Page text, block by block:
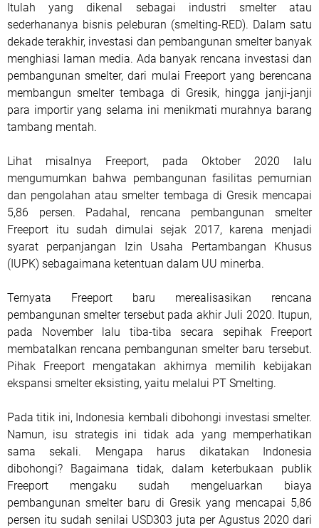
Itulah yang dikenal sebagai industri smelter atau
sederhananya bisnis peleburan (smelting-RED). Dalam satu
dekade terakhir, investasi dan pembangunan smelter banyak
menghiasi laman media. Ada banyak rencana investasi dan
pembangunan smelter, dari mulai Freeport yang berencana
membangun smelter tembaga di Gresik, hingga janji-janji
para importir yang selama ini menikmati murahnya barang
tambang mentah.
Lihat misalnya Freeport, pada Oktober 2020 lalu
mengumumkan bahwa pembangunan fasilitas pemurnian
dan pengolahan atau smelter tembaga di Gresik mencapai
5,86 persen. Padahal, rencana pembangunan smelter
Freeport itu sudah dimulai sejak 2017, karena menjadi
syarat perpanjangan Izin Usaha Pertambangan Khusus
(IUPK) sebagaimana ketentuan dalam UU minerba.
Ternyata Freeport baru merealisasikan rencana
pembangunan smelter tersebut pada akhir Juli 2020. Itupun,
pada November lalu tiba-tiba secara sepihak Freeport
membatalkan rencana pembangunan smelter baru tersebut.
Pihak Freeport mengatakan akhirnya memilih kebijakan
ekspansi smelter eksisting, yaitu melalui PT Smelting.
Pada titik ini, Indonesia kembali dibohongi investasi smelter.
Namun, isu strategis ini tidak ada yang memperhatikan
sama sekali. Mengapa harus dikatakan Indonesia
dibohongi? Bagaimana tidak, dalam keterbukaan publik
Freeport mengaku sudah mengeluarkan biaya
pembangunan smelter baru di Gresik yang mencapai 5,86
persen itu sudah senilai USD303 juta per Agustus 2020 dari